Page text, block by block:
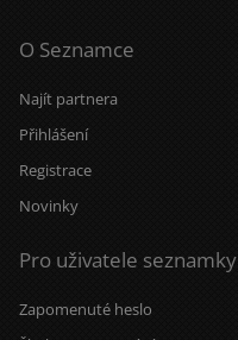
O Seznamce
Najít partnera
Přihlášení
Registrace
Novinky
Pro uživatele seznamky
Zapomenuté heslo